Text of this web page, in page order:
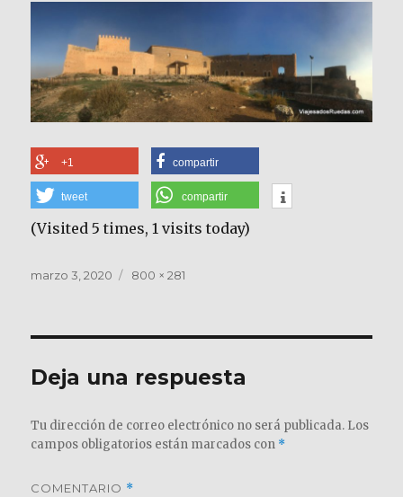
+1 compartir
tweet compartir
(Visited 5 times, 1 visits today)
Publicado
marzo 3, 2020
Tamaño
800 × 281
Deja una respuesta
Tu dirección de correo electrónico no será publicada. Los
campos obligatorios están marcados con *
COMENTARIO *